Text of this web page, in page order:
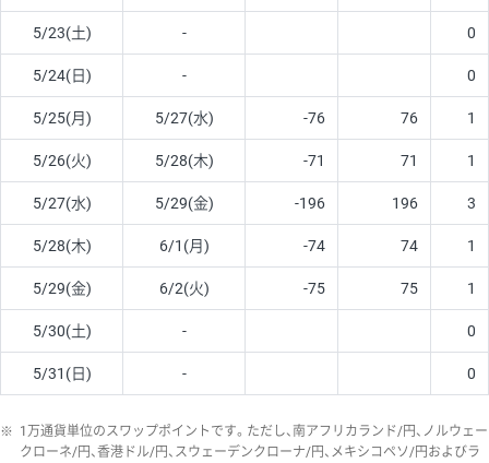
5/23(土) - 0
5/24(日) - 0
5/25(月) 5/27(水) -76 76 1
5/26(火) 5/28(木) -71 71 1
5/27(水) 5/29(金) -196 196 3
5/28(木) 6/1(月) -74 74 1
5/29(金) 6/2(火) -75 75 1
5/30(土) - 0
5/31(日) - 0
※ 1万通貨単位のスワップポイントです。ただし、南アフリカランド/円、ノルウェー
クローネ/円、香港ドル/円、スウェーデンクローナ/円、メキシコペソ/円およびラ